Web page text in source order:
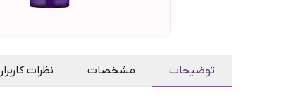
توضیحات مشخصات نظرات